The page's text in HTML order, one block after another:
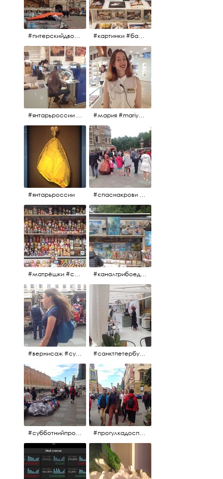
#питерскийдвор #спаснакрови #июльскийдень2017 #картинки #балетпитера #янтарьроссиии
#янтарьроссии #янтарь #мария #mariya #янтарьроссии
#янтарьроссии #спаснакрови #михайловскийсад
#матрёшки #сувениры #вернисаж #каналгрибоедова #санктпетербург #вернисаж #
#вернисаж #сувениры #картины #санктпетербург #летнеекафе
#субботнийпроменад #набережнаяканалагрибоедова #санктпетербург #прогулкадоспасаиобратно #санктпетербург #15july2017 #субботнийпитерскийдень #субботнийпроменад #послеобеда